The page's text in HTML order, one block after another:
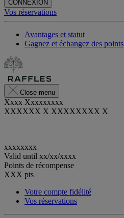
CONNEXION
Vos réservations
Avantages et statut
Gagnez et échangez des points
Close menu
Xxxx Xxxxxxxxx
XXXXXX X XXXXXXXX X
xxxxxxxx
Valid until xx/xx/xxxx
Points de récompense
XXX pts
Votre compte fidélité
Vos réservations